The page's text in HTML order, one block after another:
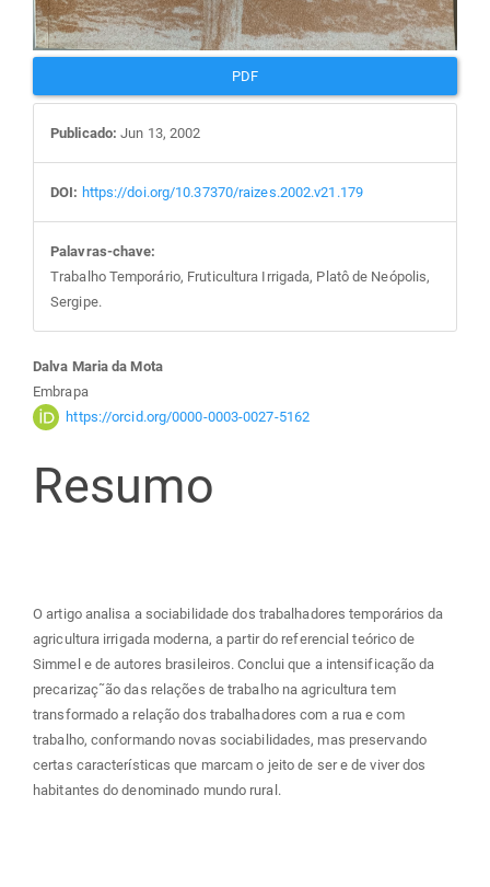
PDF
Publicado: Jun 13, 2002
DOI: https://doi.org/10.37370/raizes.2002.v21.179
Palavras-chave:
Trabalho Temporário, Fruticultura Irrigada, Platô de Neópolis,
Sergipe.
Conteúdo
do
artigo
Dalva Maria da Mota
Embrapa
https://orcid.org/0000-0003-0027-5162
Resumo
O artigo analisa a sociabilidade dos trabalhadores temporários da
agricultura irrigada moderna, a partir do referencial teórico de
Simmel e de autores brasileiros. Conclui que a intensificação da
precarizaç˜ão das relações de trabalho na agricultura tem
transformado a relação dos trabalhadores com a rua e com
trabalho, conformando novas sociabilidades, mas preservando
certas características que marcam o jeito de ser e de viver dos
habitantes do denominado mundo rural.